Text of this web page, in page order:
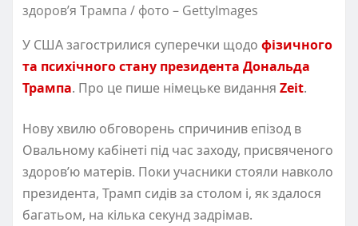
здоров’я Трампа / фото – GettyImages
У США загострилися суперечки щодо фізичного
та психічного стану президента Дональда
Трампа. Про це пише німецьке видання Zeit.
Нову хвилю обговорень спричинив епізод в
Овальному кабінеті під час заходу, присвяченого
здоров’ю матерів. Поки учасники стояли навколо
президента, Трамп сидів за столом і, як здалося
багатьом, на кілька секунд задрімав.